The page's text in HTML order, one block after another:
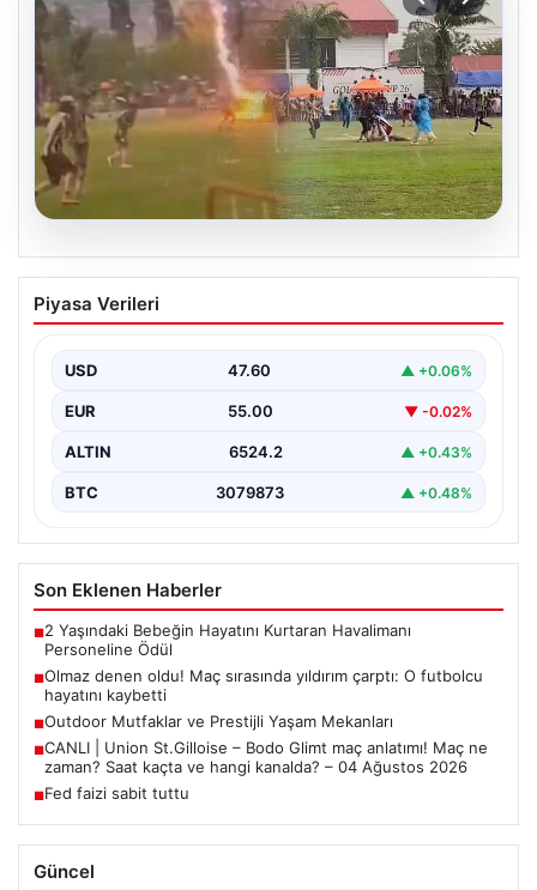
04.08.2026
Olmaz denen oldu! Maç sırasında
yıldırım çarptı: O futbolcu hayatını
Piyasa Verileri
USD 47.60 ▲ +0.06%
EUR 55.00 ▼ -0.02%
ALTIN 6524.2 ▲ +0.43%
BTC 3079873 ▲ +0.48%
Son Eklenen Haberler
■2 Yaşındaki Bebeğin Hayatını Kurtaran Havalimanı
Personeline Ödül
■Olmaz denen oldu! Maç sırasında yıldırım çarptı: O futbolcu
hayatını kaybetti
■Outdoor Mutfaklar ve Prestijli Yaşam Mekanları
■CANLI | Union St.Gilloise – Bodo Glimt maç anlatımı! Maç ne
zaman? Saat kaçta ve hangi kanalda? – 04 Ağustos 2026
■Fed faizi sabit tuttu
Güncel